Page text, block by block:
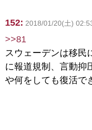
152: 2018/01/20(土)
>>81
スウェーデンは移民
に報道規制、言動抑
や何をしても復活で